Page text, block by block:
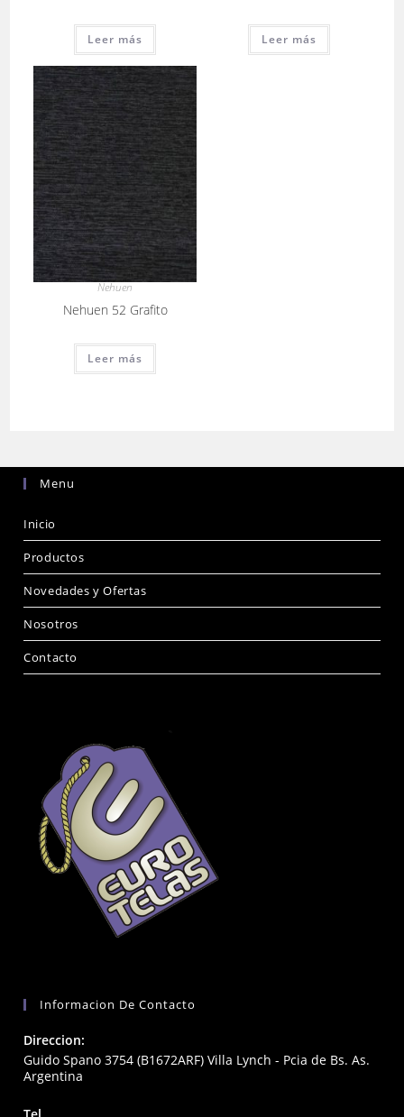
Leer más Leer más
Nehuen
Nehuen 52 Grafito
Leer más
Menu
Inicio
Productos
Novedades y Ofertas
Nosotros
Contacto
Informacion De Contacto
Direccion:
Guido Spano 3754 (B1672ARF) Villa Lynch - Pcia de Bs. As.
Argentina